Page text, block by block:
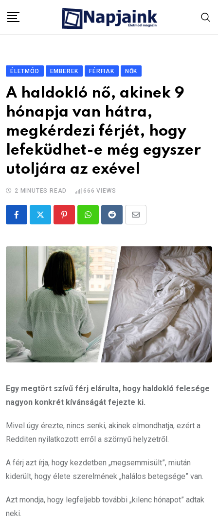
ÉLETMÓD EMBEREK FÉRFIAK NŐK
A haldokló nő, akinek 9
hónapja van hátra,
megkérdezi férjét, hogy
lefeküdhet-e még egyszer
utoljára az exével
2 MINUTES READ 666 VIEWS
PinterestWhatsappRedditShare
Email
Egy megtört szívű férj elárulta, hogy haldokló felesége
nagyon konkrét kívánságát fejezte ki.
Mivel úgy érezte, nincs senki, akinek elmondhatja, ezért a
Redditen nyilatkozott erről a szörnyű helyzetről.
A férj azt írja, hogy kezdetben „megsemmisült”, miután
kiderült, hogy élete szerelmének „halálos betegsége” van.
Azt mondja, hogy legfeljebb további „kilenc hónapot” adtak
neki.